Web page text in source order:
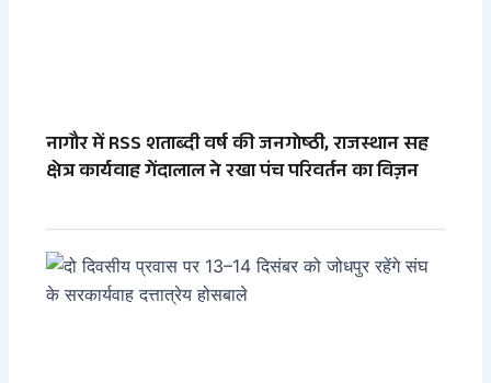
नागौर में RSS शताब्दी वर्ष की जनगोष्ठी, राजस्थान सह
क्षेत्र कार्यवाह गेंदालाल ने रखा पंच परिवर्तन का विज़न